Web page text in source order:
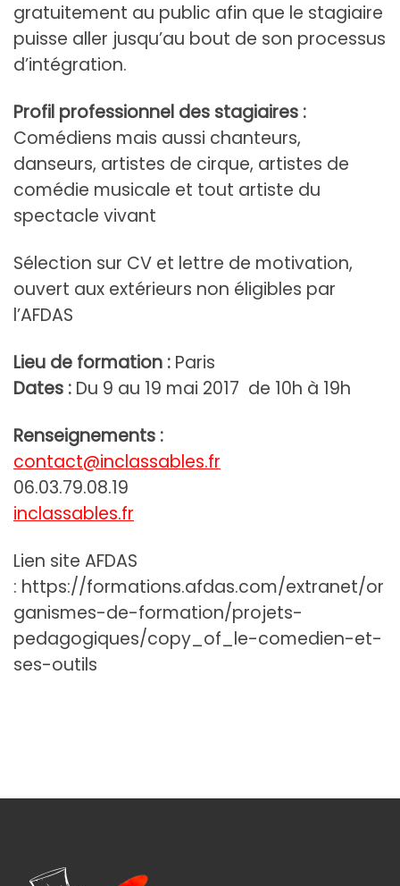
gratuitement au public afin que le stagiaire
puisse aller jusqu’au bout de son processus
d’intégration.
Profil professionnel des stagiaires :
Comédiens mais aussi chanteurs,
danseurs, artistes de cirque, artistes de
comédie musicale et tout artiste du
spectacle vivant
Sélection sur CV et lettre de motivation,
ouvert aux extérieurs non éligibles par
l’AFDAS
Lieu de formation : Paris
Dates : Du 9 au 19 mai 2017 de 10h à 19h
Renseignements :
contact@inclassables.fr
06.03.79.08.19
inclassables.fr
Lien site AFDAS
: https://formations.afdas.com/extranet/or
ganismes-de-formation/projets-
pedagogiques/copy_of_le-comedien-et-
ses-outils